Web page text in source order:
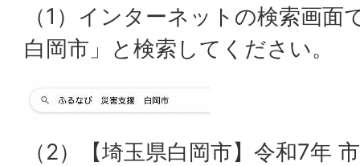
（1）インターネットの検索画
白岡市」と検索してください。
（2）【埼玉県白岡市】令和7年